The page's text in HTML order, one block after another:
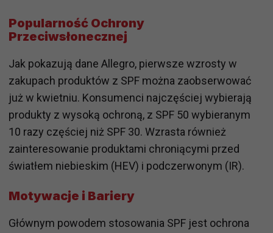
Popularność Ochrony
Przeciwsłonecznej
Jak pokazują dane Allegro, pierwsze wzrosty w
zakupach produktów z SPF można zaobserwować
już w kwietniu. Konsumenci najczęściej wybierają
produkty z wysoką ochroną, z SPF 50 wybieranym
10 razy częściej niż SPF 30. Wzrasta również
zainteresowanie produktami chroniącymi przed
światłem niebieskim (HEV) i podczerwonym (IR).
Motywacje i Bariery
Głównym powodem stosowania SPF jest ochrona